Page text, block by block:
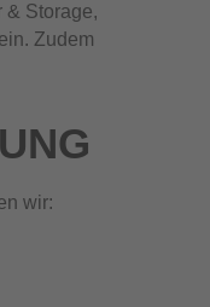
& Storage,
Zudem
wir: